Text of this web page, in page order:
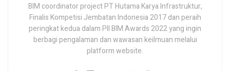
BIM coordinator project PT Hutama Karya Infrastruktur,
Finalis Kompetisi Jembatan Indonesia 2017 dan peraih
peringkat kedua dalam PII BIM Awards 2022 yang ingin
berbagi pengalaman dan wawasan keilmuan melalui
platform website.